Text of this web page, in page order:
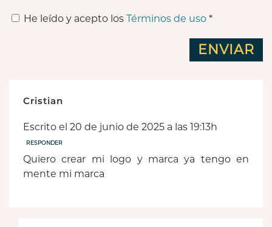
He leído y acepto los Términos de uso *
Cristian
Escrito el 20 de junio de 2025 a las 19:13h
RESPONDER
Quiero crear mi logo y marca ya tengo en
mente mi marca